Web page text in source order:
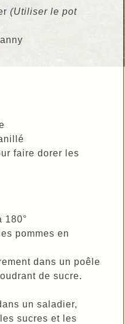
(Utiliser le pot
faire dorer les
180°
pommes en
dans un poêle
de sucre.
un saladier,
sucres et les